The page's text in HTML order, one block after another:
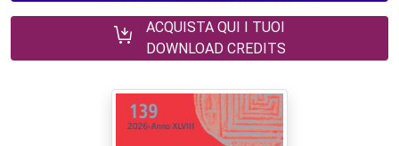
ACQUISTA QUI I TUOI
DOWNLOAD CREDITS